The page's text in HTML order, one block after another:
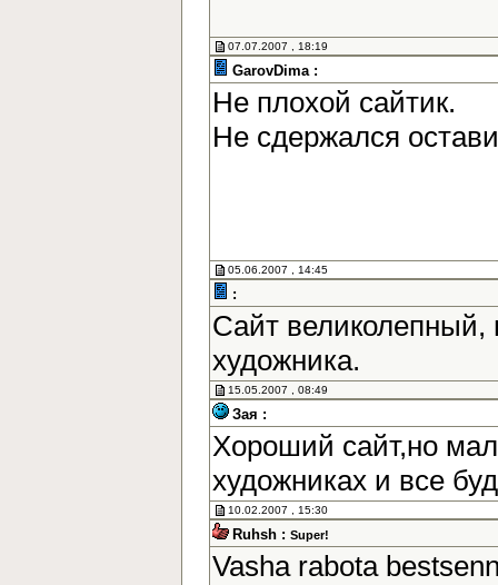
07.07.2007 , 18:19
GarovDima :
Не плохой сайтик.
Не сдержался
05.06.2007 , 14:45
:
Сайт великолепный,
художника.
15.05.2007 , 08:49
Зая :
Хороший сайт,но
художниках и все
10.02.2007 , 15:30
Ruhsh : Super!
Vasha rabota